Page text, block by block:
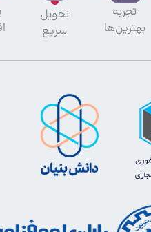
تجربه
بهترین‌ها
تحویل
سریع